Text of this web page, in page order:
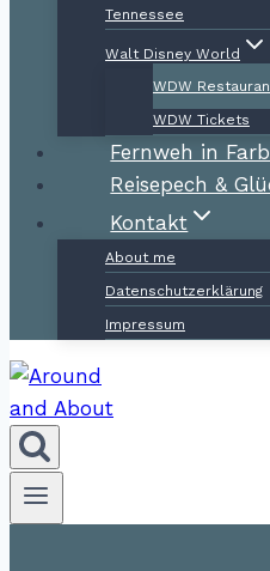
Tennessee
Walt Disney World
WDW
WDW Tickets
Fernweh in
Reisepech &
Kontakt
About me
Datenschutzerklärung
Impressum